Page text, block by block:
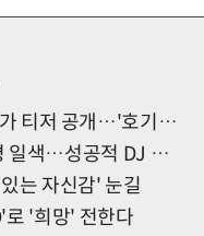
공개…'호기심 급상승'
색…성공적 DJ 데뷔
는 자신감' 눈길
로 '희망' 전한다